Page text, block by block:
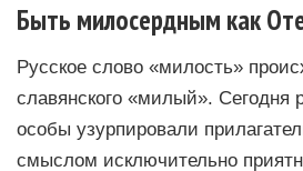
Быть милосердным как
Русское слово «милость»
славянского «милый». Сегодня
особы узурпировали
смыслом исключительно